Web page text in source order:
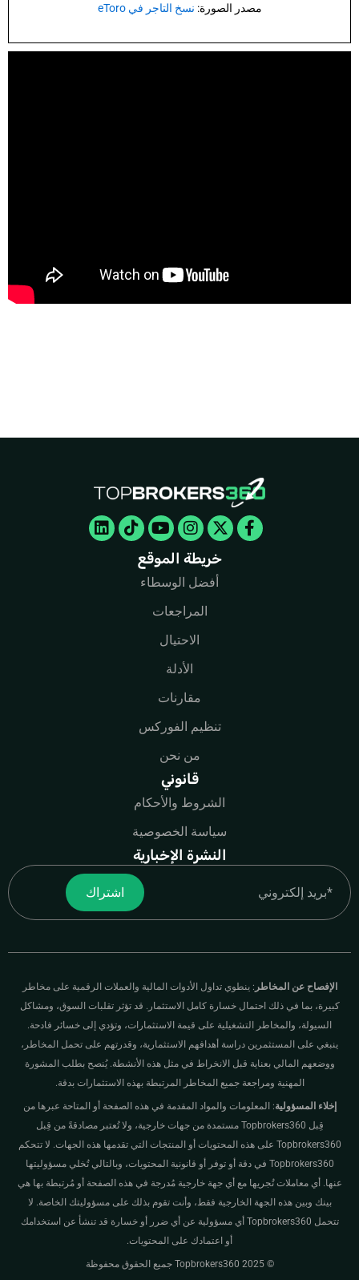
مصدر الصورة: نسخ التاجر في eToro
Facebook-
f
X-
twitter
Instagram
Youtube
Tiktok
Linkedin
خريطة الموقع
أفضل الوسطاء
المراجعات
الاحتيال
الأدلة
مقارنات
تنظيم الفوركس
من نحن
قانوني
الشروط والأحكام
سياسة الخصوصية
النشرة الإخبارية
اشتراك
الإفصاح عن المخاطر : ينطوي تداول الأدوات المالية والعملات الرقمية على مخاطر
كبيرة، بما في ذلك احتمال خسارة كامل الاستثمار. قد تؤثر تقلبات السوق، ومشاكل
السيولة، والمخاطر التشغيلية على قيمة الاستثمارات، وتؤدي إلى خسائر فادحة.
ينبغي على المستثمرين دراسة أهدافهم الاستثمارية، وقدرتهم على تحمل المخاطر،
ووضعهم المالي بعناية قبل الانخراط في مثل هذه الأنشطة. يُنصح بطلب المشورة
المهنية ومراجعة جميع المخاطر المرتبطة بهذه الاستثمارات بدقة.
إخلاء المسؤولية: المعلومات والمواد المقدمة في هذه الصفحة أو المتاحة عبرها من
قِبل Topbrokers360 مستمدة من جهات خارجية، ولا تُعتبر مصادقةً من قِبل
Topbrokers360 على هذه المحتويات أو المنتجات التي تقدمها هذه الجهات. لا تتحكم
Topbrokers360 في دقة أو توفر أو قانونية المحتويات، وبالتالي تُخلي مسؤوليتها
عنها. أي معاملات تُجريها مع أي جهة خارجية مُدرجة في هذه الصفحة أو مُرتبطة بها هي
بينك وبين هذه الجهة الخارجية فقط، وأنت تقوم بذلك على مسؤوليتك الخاصة. لا
تتحمل Topbrokers360 أي مسؤولية عن أي ضرر أو خسارة قد تنشأ عن استخدامك
أو اعتمادك على المحتويات.
© 2025 Topbrokers360 جميع الحقوق محفوظة